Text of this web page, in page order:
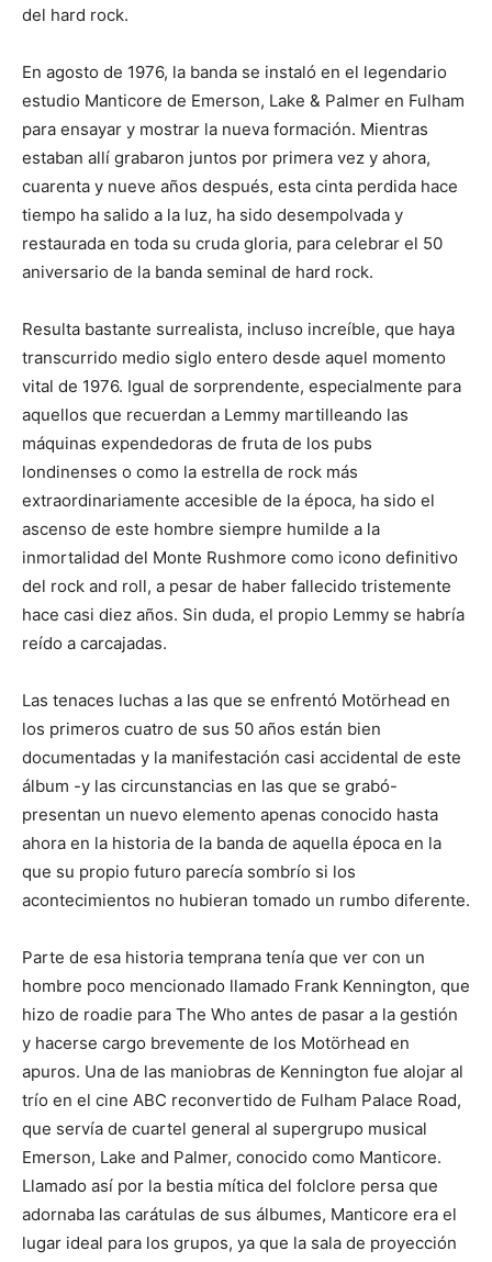
del hard rock.
En agosto de 1976, la banda se instaló en el legendario
estudio Manticore de Emerson, Lake & Palmer en Fulham
para ensayar y mostrar la nueva formación. Mientras
estaban allí grabaron juntos por primera vez y ahora,
cuarenta y nueve años después, esta cinta perdida hace
tiempo ha salido a la luz, ha sido desempolvada y
restaurada en toda su cruda gloria, para celebrar el 50
aniversario de la banda seminal de hard rock.
Resulta bastante surrealista, incluso increíble, que haya
transcurrido medio siglo entero desde aquel momento
vital de 1976. Igual de sorprendente, especialmente para
aquellos que recuerdan a Lemmy martilleando las
máquinas expendedoras de fruta de los pubs
londinenses o como la estrella de rock más
extraordinariamente accesible de la época, ha sido el
ascenso de este hombre siempre humilde a la
inmortalidad del Monte Rushmore como icono definitivo
del rock and roll, a pesar de haber fallecido tristemente
hace casi diez años. Sin duda, el propio Lemmy se habría
reído a carcajadas.
Las tenaces luchas a las que se enfrentó Motörhead en
los primeros cuatro de sus 50 años están bien
documentadas y la manifestación casi accidental de este
álbum -y las circunstancias en las que se grabó-
presentan un nuevo elemento apenas conocido hasta
ahora en la historia de la banda de aquella época en la
que su propio futuro parecía sombrío si los
acontecimientos no hubieran tomado un rumbo diferente.
Parte de esa historia temprana tenía que ver con un
hombre poco mencionado llamado Frank Kennington, que
hizo de roadie para The Who antes de pasar a la gestión
y hacerse cargo brevemente de los Motörhead en
apuros. Una de las maniobras de Kennington fue alojar al
trío en el cine ABC reconvertido de Fulham Palace Road,
que servía de cuartel general al supergrupo musical
Emerson, Lake and Palmer, conocido como Manticore.
Llamado así por la bestia mítica del folclore persa que
adornaba las carátulas de sus álbumes, Manticore era el
lugar ideal para los grupos, ya que la sala de proyección